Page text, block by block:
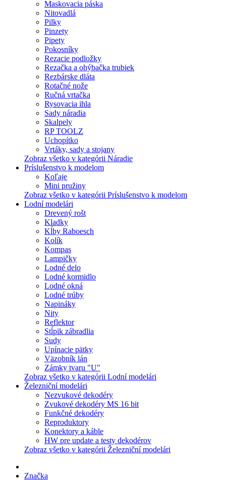
Maskovacia páska
Nitovadlá
Pilky
Pinzety
Pipety
Pokosníky
Rezacie podložky
Rezačka a ohýbačka trubiek
Rezbárske dláta
Rotačné nože
Ručná vrtačka
Rysovacia ihla
Sady náradia
Skalpely
RP TOOLZ
Uchopítko
Vrtáky, sady a stojany
Zobraz všetko v kategórii Náradie
Príslušenstvo k modelom
Koľaje
Mini pružiny
Zobraz všetko v kategórii Príslušenstvo k modelom
Lodní modelári
Drevený rošt
Kladky
Kĺby Raboesch
Kolík
Kompas
Lampičky
Lodné delo
Lodné kormidlo
Lodné okná
Lodné trúby
Napináky
Nity
Reflektor
Stĺpik zábradlia
Sudy
Upínacie pätky
Väzobník lán
Zámky tvaru "U"
Zobraz všetko v kategórii Lodní modelári
Železniční modelári
Nezvukové dekodéry
Zvukové dekodéry MS 16 bit
Funkčné dekodéry
Reproduktory
Konektory a káble
HW pre update a testy dekodérov
Zobraz všetko v kategórii Železniční modelári
Značka